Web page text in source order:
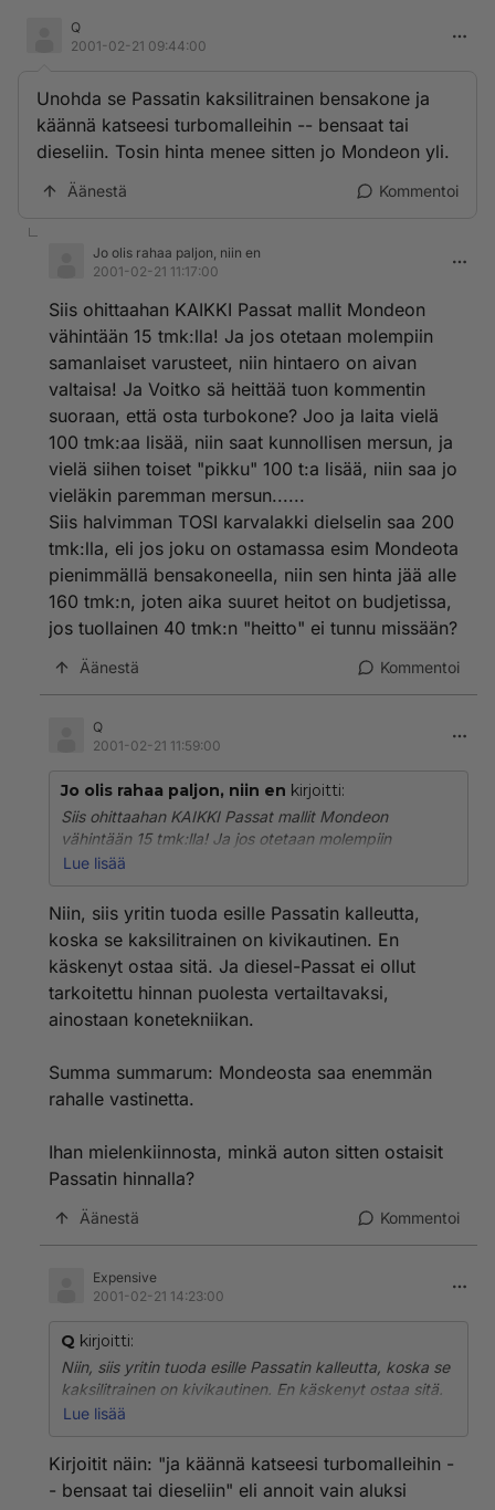
Q
2001-02-21 09:44:00
Unohda se Passatin kaksilitrainen bensakone ja
käännä katseesi turbomalleihin -- bensaat tai
dieseliin. Tosin hinta menee sitten jo Mondeon yli.
Äänestä Kommentoi
Jo olis rahaa paljon, niin en
2001-02-21 11:17:00
Siis ohittaahan KAIKKI Passat mallit Mondeon
vähintään 15 tmk:lla! Ja jos otetaan molempiin
samanlaiset varusteet, niin hintaero on aivan
valtaisa! Ja Voitko sä heittää tuon kommentin
suoraan, että osta turbokone? Joo ja laita vielä
100 tmk:aa lisää, niin saat kunnollisen mersun, ja
vielä siihen toiset "pikku" 100 t:a lisää, niin saa jo
vieläkin paremman mersun......
Siis halvimman TOSI karvalakki dielselin saa 200
tmk:lla, eli jos joku on ostamassa esim Mondeota
pienimmällä bensakoneella, niin sen hinta jää alle
160 tmk:n, joten aika suuret heitot on budjetissa,
jos tuollainen 40 tmk:n "heitto" ei tunnu missään?
Äänestä Kommentoi
Q
2001-02-21 11:59:00
Jo olis rahaa paljon, niin en kirjoitti:
Siis ohittaahan KAIKKI Passat mallit Mondeon
vähintään 15 tmk:lla! Ja jos otetaan molempiin
samanlaiset varusteet, niin hintaero on aivan valtaisa!
osta turbokone? Joo ja laita vielä 100 tmk:aa lisää, niin
saat kunnollisen mersun, ja vielä siihen toiset "pikku"
100 t:a lisää, niin saa jo vieläkin paremman mersun......
Siis halvimman TOSI karvalakki dielselin saa 200
tmk:lla, eli jos joku on ostamassa esim Mondeota
pienimmällä bensakoneella, niin sen hinta jää alle 160
Lue lisää
Niin, siis yritin tuoda esille Passatin kalleutta,
koska se kaksilitrainen on kivikautinen. En
käskenyt ostaa sitä. Ja diesel-Passat ei ollut
tarkoitettu hinnan puolesta vertailtavaksi,
ainostaan konetekniikan.
Summa summarum: Mondeosta saa enemmän
rahalle vastinetta.
Ihan mielenkiinnosta, minkä auton sitten ostaisit
Passatin hinnalla?
Äänestä Kommentoi
Expensive
2001-02-21 14:23:00
Q kirjoitti:
Niin, siis yritin tuoda esille Passatin kalleutta, koska se
kaksilitrainen on kivikautinen. En käskenyt ostaa sitä.
Ja diesel-Passat ei ollut tarkoitettu hinnan puolesta
Summa summarum: Mondeosta saa enemmän rahalle
vastinetta.
Lue lisää
Kirjoitit näin: "ja käännä katseesi turbomalleihin -
- bensaat tai dieseliin" eli annoit vain aluksi